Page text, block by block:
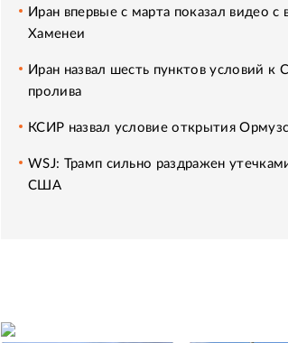
Иран впервые с марта показал видео
Хаменеи
Иран назвал шесть пунктов условий
пролива
КСИР назвал условие открытия
WSJ: Трамп сильно раздражен
США